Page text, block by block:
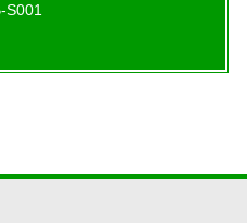
Chi tiết
S001